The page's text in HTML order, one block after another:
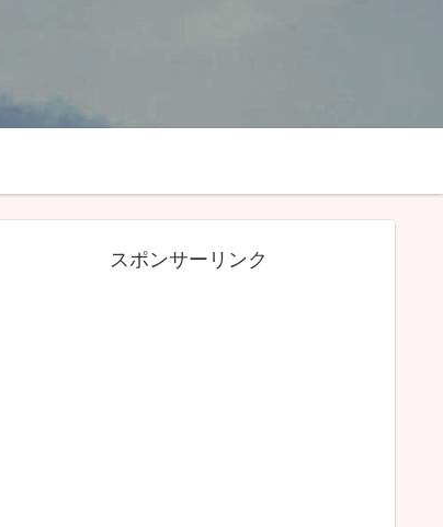
スポンサーリンク